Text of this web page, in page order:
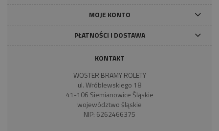
MOJE KONTO
PŁATNOŚCI I DOSTAWA
KONTAKT
WOSTER BRAMY ROLETY
ul. Wróblewskiego 18
41-106 Siemianowice Śląskie
województwo śląskie
NIP: 6262466375